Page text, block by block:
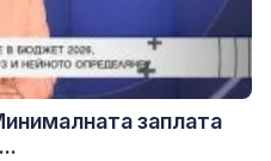
заплата